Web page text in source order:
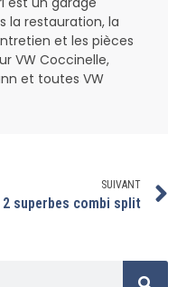
la restauration, la
et les pièces
VW Coccinelle,
et toutes VW
SUIVANT
2 superbes combi split